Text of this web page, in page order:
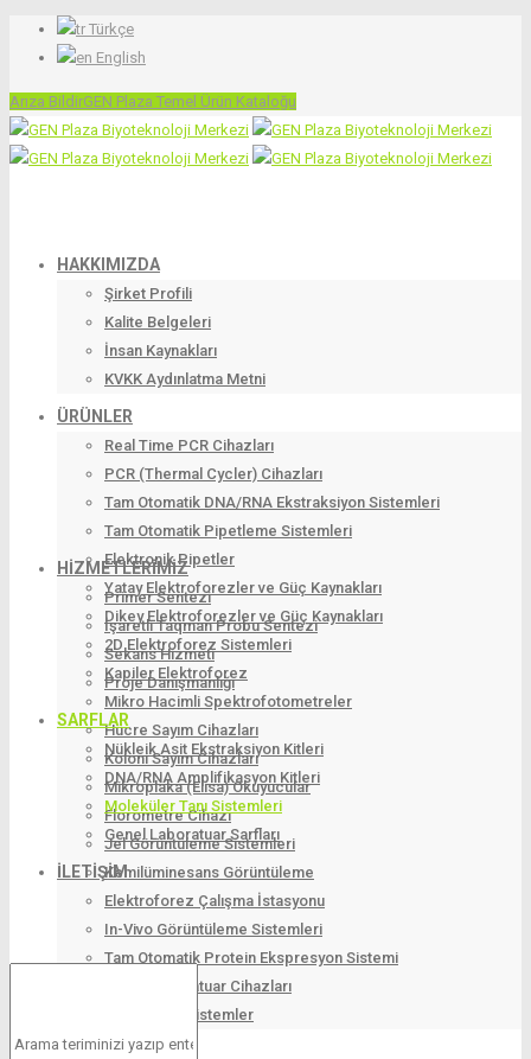
Türkçe
English
Arıza BildirGEN Plaza Temel Ürün Kataloğu
HAKKIMIZDA
Şirket Profili
Kalite Belgeleri
İnsan Kaynakları
KVKK Aydınlatma Metni
ÜRÜNLER
Real Time PCR Cihazları
PCR (Thermal Cycler) Cihazları
Tam Otomatik DNA/RNA Ekstraksiyon Sistemleri
Tam Otomatik Pipetleme Sistemleri
Elektronik Pipetler
Yatay Elektroforezler ve Güç Kaynakları
Dikey Elektroforezler ve Güç Kaynakları
2D Elektroforez Sistemleri
Kapiler Elektroforez
Mikro Hacimli Spektrofotometreler
Hücre Sayım Cihazları
Koloni Sayım Cihazları
Mikroplaka (Elisa) Okuyucular
Florometre Cihazı
Jel Görüntüleme Sistemleri
Kemilüminesans Görüntüleme
Elektroforez Çalışma İstasyonu
In-Vivo Görüntüleme Sistemleri
Tam Otomatik Protein Ekspresyon Sistemi
Genel Laboratuar Cihazları
UV Lambalı Sistemler
HIZMETLERIMIZ
Primer Sentezi
İşaretli Taqman Probu Sentezi
Sekans Hizmeti
Proje Danışmanlığı
SARFLAR
Nükleik Asit Ekstraksiyon Kitleri
DNA/RNA Amplifikasyon Kitleri
Moleküler Tanı Sistemleri
Genel Laboratuar Sarfları
İLETIŞIM